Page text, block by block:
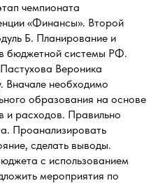
чемпионата
«Финансы». Второй
Б. Планирование и
бюджетной системы РФ.
Вероника
Вначале необходимо
образования на основе
и расходов. Правильно
Проанализировать
сделать выводы.
с использованием
мероприятия по